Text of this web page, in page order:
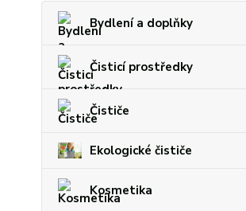
Bydlení a doplňky
Čisticí prostředky
Čističe
Ekologické čističe
Kosmetika